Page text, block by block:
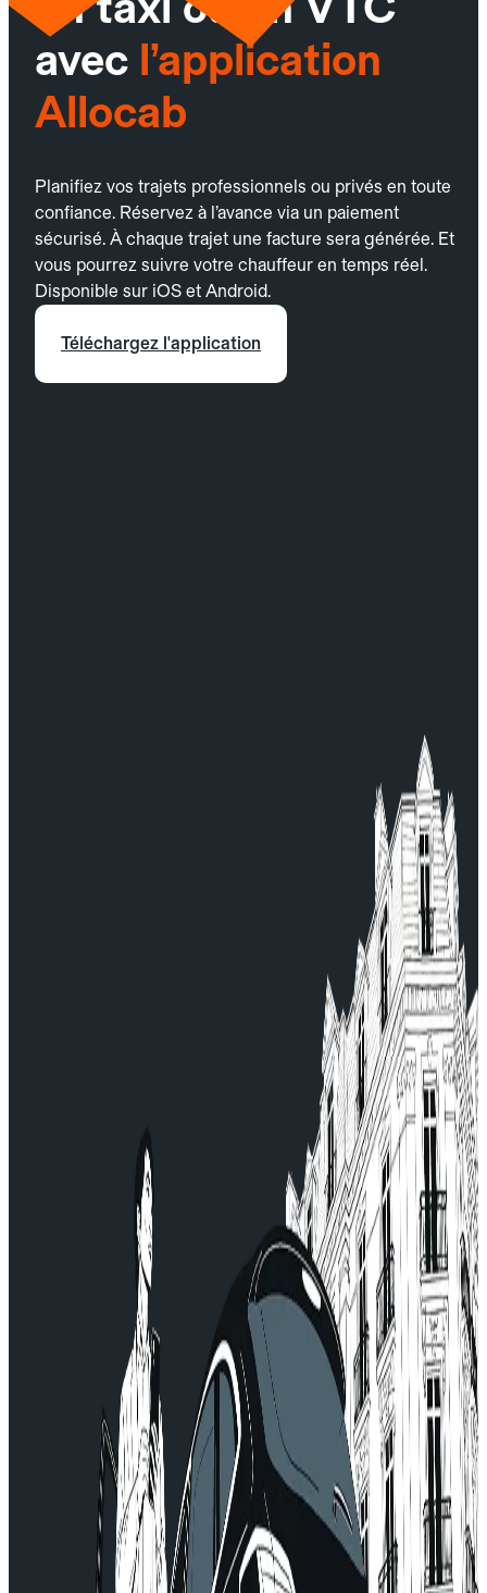
avec l’application
Allocab
Planifiez vos trajets professionnels ou privés en toute
confiance. Réservez à l’avance via un paiement
sécurisé. À chaque trajet une facture sera générée. Et
vous pourrez suivre votre chauffeur en temps réel.
Disponible sur iOS et Android.
Téléchargez l'application